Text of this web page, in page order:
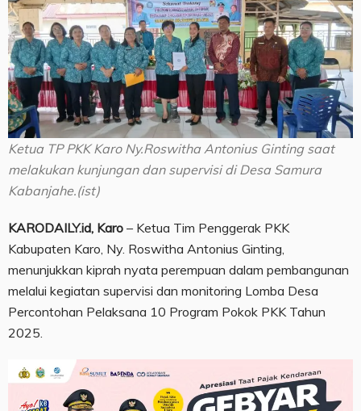
Ketua TP PKK Karo Ny.Roswitha Antonius Ginting saat
melakukan kunjungan dan supervisi di Desa Samura
Kabanjahe.(ist)
KARODAILY.id, Karo – Ketua Tim Penggerak PKK
Kabupaten Karo, Ny. Roswitha Antonius Ginting,
menunjukkan kiprah nyata perempuan dalam pembangunan
melalui kegiatan supervisi dan monitoring Lomba Desa
Percontohan Pelaksana 10 Program Pokok PKK Tahun
2025.